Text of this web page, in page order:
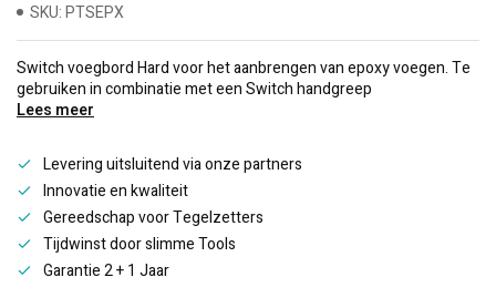
SKU: PTSEPX
Switch voegbord Hard voor het aanbrengen van epoxy voegen. Te
gebruiken in combinatie met een Switch handgreep
Lees meer
Levering uitsluitend via onze partners
Innovatie en kwaliteit
Gereedschap voor Tegelzetters
Tijdwinst door slimme Tools
Garantie 2 + 1 Jaar